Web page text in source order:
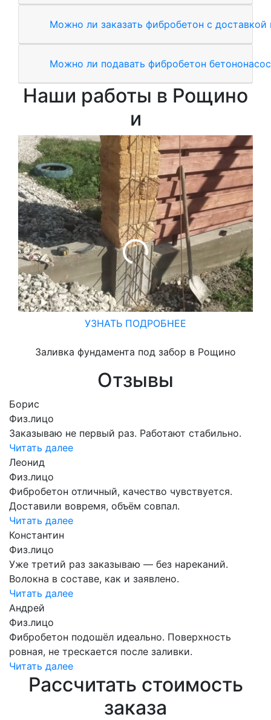
Можно ли заказать фибробетон с
Можно ли подавать фибробетон
Наши работы в Рощино
и
УЗНАТЬ ПОДРОБНЕЕ
Заливка фундамента под забор в Рощино
Отзывы
Борис
Физ.лицо
Заказываю не первый раз. Работают стабильно.
Читать далее
Леонид
Физ.лицо
Фибробетон отличный, качество чувствуется.
Доставили вовремя, объём совпал.
Читать далее
Константин
Физ.лицо
Уже третий раз заказываю — без нареканий.
Волокна в составе, как и заявлено.
Читать далее
Андрей
Физ.лицо
Фибробетон подошёл идеально. Поверхность
ровная, не трескается после заливки.
Читать далее
Рассчитать стоимость
заказа